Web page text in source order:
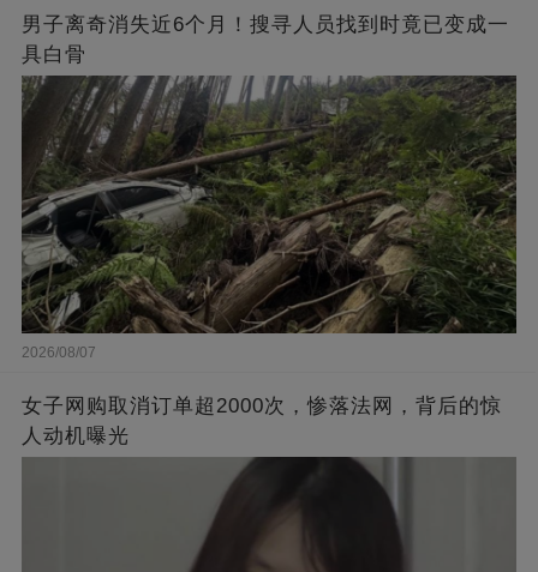
男子离奇消失近6个月！搜寻人员找到时竟已变成一
具白骨
2026/08/07
女子网购取消订单超2000次，惨落法网，背后的惊
人动机曝光